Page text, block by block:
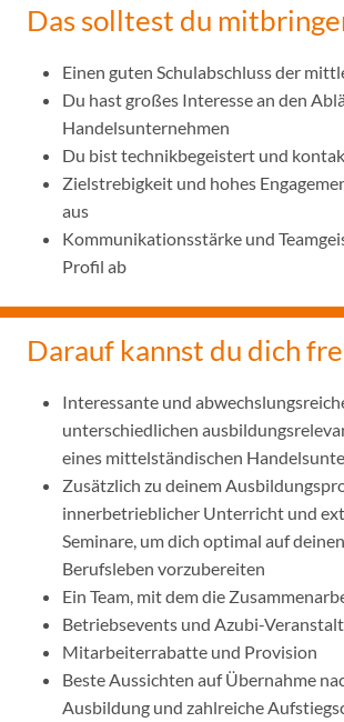
Das solltest du
Einen guten Schulabschluss der
Du hast großes Interesse an den
Handelsunternehmen
Du bist technikbegeistert und
Zielstrebigkeit und hohes
aus
Kommunikationsstärke und
Profil ab
Darauf kannst du dich
Interessante und
unterschiedlichen
eines mittelständischen
Zusätzlich zu deinem
innerbetrieblicher Unterricht und
Seminare, um dich optimal auf
Berufsleben vorzubereiten
Ein Team, mit dem die
Betriebsevents und Azubi-
Mitarbeiterrabatte und Provision
Beste Aussichten auf Übernahme
Ausbildung und zahlreiche